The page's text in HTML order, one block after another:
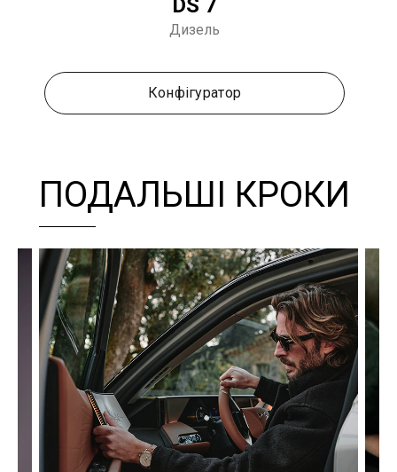
Дизель
Конфігуратор
ПОДАЛЬШІ КРОКИ